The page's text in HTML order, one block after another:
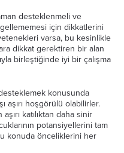
desteklenmeli ve
için dikkatlerini
varsa, bu kesinlikle
dikkat gerektiren bir alan
birleştiğinde iyi bir çalışma
konusunda
aşırı hoşgörülü olabilirler.
katılıktan daha sinir
potansiyellerini tam
konuda önceliklerini her